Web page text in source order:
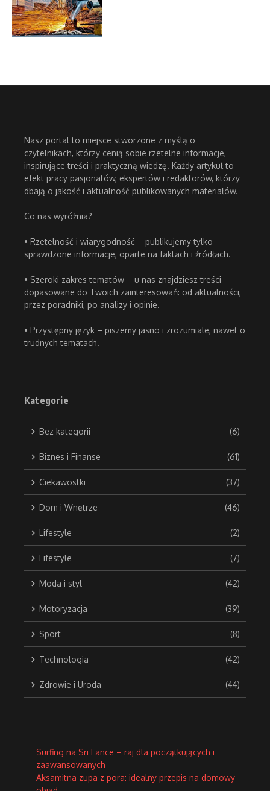
Nasz portal to miejsce stworzone z myślą o
czytelnikach, którzy cenią sobie rzetelne informacje,
inspirujące treści i praktyczną wiedzę. Każdy artykuł to
efekt pracy pasjonatów, ekspertów i redaktorów, którzy
dbają o jakość i aktualność publikowanych materiałów.
Co nas wyróżnia?
• Rzetelność i wiarygodność – publikujemy tylko
sprawdzone informacje, oparte na faktach i źródłach.
• Szeroki zakres tematów – u nas znajdziesz treści
dopasowane do Twoich zainteresowań: od aktualności,
przez poradniki, po analizy i opinie.
• Przystępny język – piszemy jasno i zrozumiale, nawet o
trudnych tematach.
Kategorie
Bez kategorii (6)
Biznes i Finanse (61)
Ciekawostki (37)
Dom i Wnętrze (46)
Lifestyle (2)
Lifestyle (7)
Moda i styl (42)
Motoryzacja (39)
Sport (8)
Technologia (42)
Zdrowie i Uroda (44)
Surfing na Sri Lance – raj dla początkujących i
zaawansowanych
Aksamitna zupa z pora: idealny przepis na domowy